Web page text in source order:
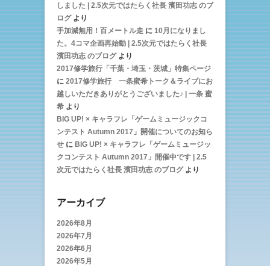
しました | 2.5次元ではたらく社長 濱田功志 のブ
ログより
手加減無用！百メートル走 に 10月になりまし
た。4コマ企画再始動 | 2.5次元ではたらく社長
濱田功志 のブログより
2017修学旅行「千葉・埼玉・茨城」特集ページ
に 2017修学旅行 一条蜜希トーク＆ライブにお
越しいただきありがとうございました♪ | 一条 蜜
希 より
BIG UP! × キャラフレ「ゲームミュージックコ
ンテスト Autumn 2017」開催についてのお知ら
せ に BIG UP! × キャラフレ「ゲームミュージッ
クコンテスト Autumn 2017」開催中です | 2.5
次元ではたらく社長 濱田功志 のブログより
アーカイブ
2026年8月
2026年7月
2026年6月
2026年5月